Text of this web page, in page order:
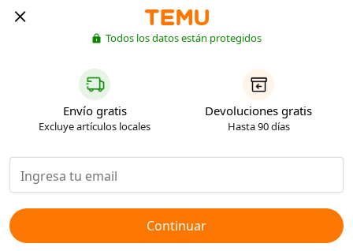
Todos los datos están protegidos
Envío gratis
Excluye artículos locales
Devoluciones gratis
Hasta 90 días
Continuar